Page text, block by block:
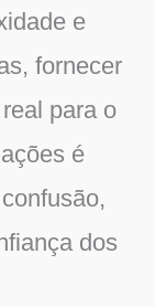
e
fornecer
para o
é
dos